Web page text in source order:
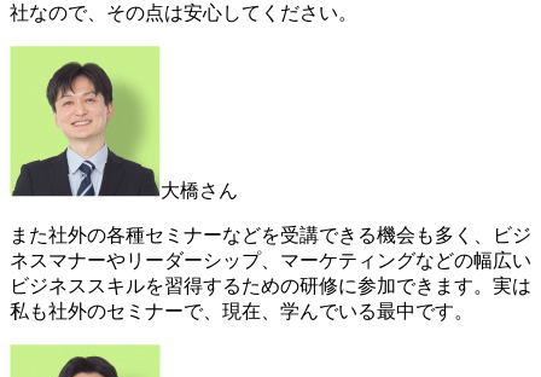
社なので、その点は安心してください。
大橋さん
また社外の各種セミナーなどを受講できる機会も多く、ビジ
ネスマナーやリーダーシップ、マーケティングなどの幅広い
ビジネススキルを習得するための研修に参加できます。実は
私も社外のセミナーで、現在、学んでいる最中です。